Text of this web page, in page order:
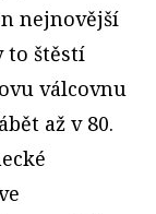
nejnovější
to štěstí
válcovnu
až v 80.